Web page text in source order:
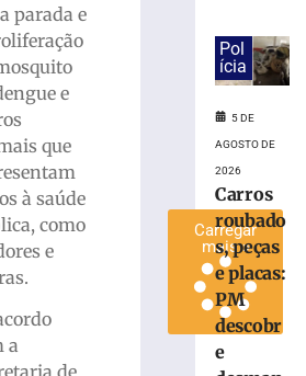
parada e
e
que
à saúde
como
e
a
Carregar
mais »
Pol
ícia
5 DE
AGOSTO DE
2026
Carros
roubado
s, peças
e placas:
PM
descobr
e